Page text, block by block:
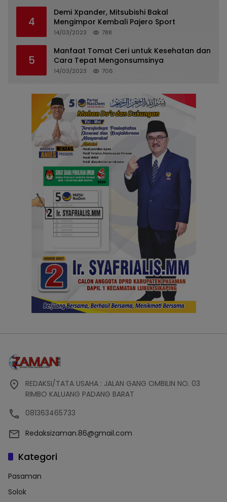
4
Demi Xpander, Mitsubishi Bakal
Mengimpor Kembali Pajero Sport
14/03/2023 788
5
Manfaat Tomat Ceri untuk Kesehatan dan
Cara Tepat Mengonsumsinya
14/03/2023 706
REDAKSI/TATA USAHA : JALAN GANG OMBILIN NO. 03
RIMBO KALUANG PADANG BARAT
081363465733
Redaksizaman.86@gmail.com
Kategori
Pasaman
Solok